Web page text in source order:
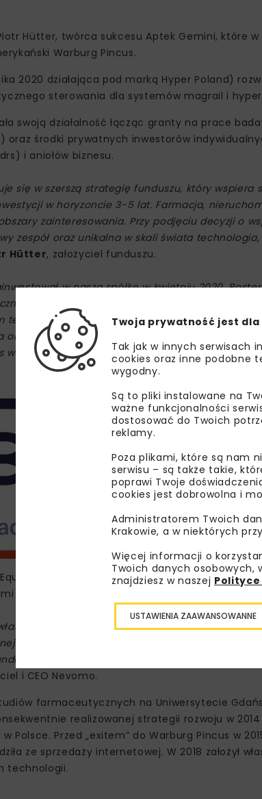
Hütter, twórca sukcesu Aptek Gemini, które w
Warburg Pincus.
2020 działająca pod marką Hyper Poland)
sterowania dla systemów magrail i
swoją działalność łącząc granty na prace
oraz środki prywatnych inwestorów
i aniołów biznesu.
się w szerszą strategię funduszu, który
w horyzoncie 3-5 lat. Farmacja,
zainteresowania. Przy podjęciu decyzji o
zespół oraz unikalna w skali świata
Hütter, założyciel funduszu.
w naszą spółkę w kwietniu 2020.
pojawienie się w zespole doświadczonych
linii maglev w Szanghaju) oraz
obecnej inwestycji jest blisko 20-krotnie większa
w bieżącym roku łącznie blisko 4 mln zł od
środki rozpoczynają kolejną rundę
venture capital i family-office.
inwestycja Hütter Private Equity otwiera
skórze doświadczył trudów budowania
PE na świecie, będzie dla nas niezwykle
i CEO Nevomo.
farmaceutycznych na Uniwersytecie
realizowanej strategii rozwoju w
Polsce. Przed „exitem” do Warburg Pincus w
ze sprzedaży internetowej. W 2018 założył
technologii.
Twoja prywatność jest dla
Tak jak w innych serwisach
cookies oraz inne podobne
wygodny.
Są to pliki instalowane na
ważne funkcjonalności
dostosować do Twoich
reklamy.
Poza plikami, które są nam
serwisu – są także takie,
poprawi Twoje
cookies jest dobrowolna i
Administratorem Twoich
Krakowie, a w niektórych
Więcej informacji o
Twoich danych osobowych,
znajdziesz w naszej
USTAWIENIA ZAAWANSOWANNE